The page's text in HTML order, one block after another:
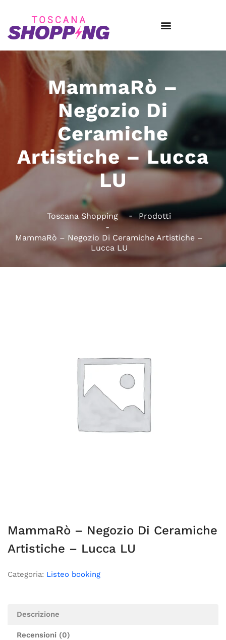
MammaRò –
Negozio Di
Ceramiche
Artistiche – Lucca
LU
Toscana Shopping Prodotti
MammaRò – Negozio Di Ceramiche Artistiche –
Lucca LU
MammaRò – Negozio Di Ceramiche
Artistiche – Lucca LU
Categoria: Listeo booking
Descrizione
Recensioni (0)